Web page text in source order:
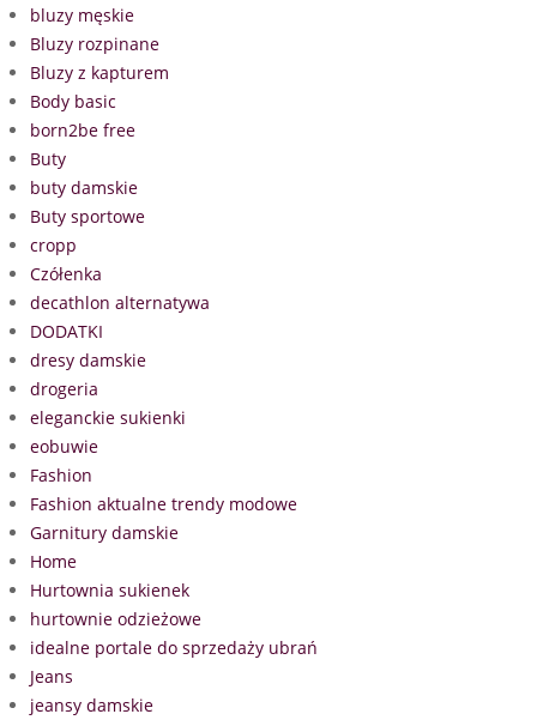
bluzy męskie
Bluzy rozpinane
Bluzy z kapturem
Body basic
born2be free
Buty
buty damskie
Buty sportowe
cropp
Czółenka
decathlon alternatywa
DODATKI
dresy damskie
drogeria
eleganckie sukienki
eobuwie
Fashion
Fashion aktualne trendy modowe
Garnitury damskie
Home
Hurtownia sukienek
hurtownie odzieżowe
idealne portale do sprzedaży ubrań
Jeans
jeansy damskie